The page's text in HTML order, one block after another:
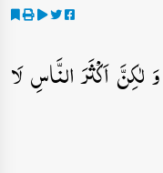
اَکۡثَرَ النَّاسِ لَا